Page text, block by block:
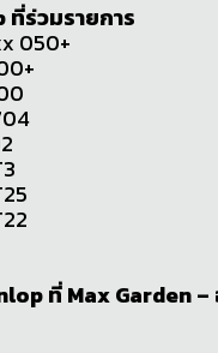
ที่ร่วมรายการ
050+
ที่ Max Garden –